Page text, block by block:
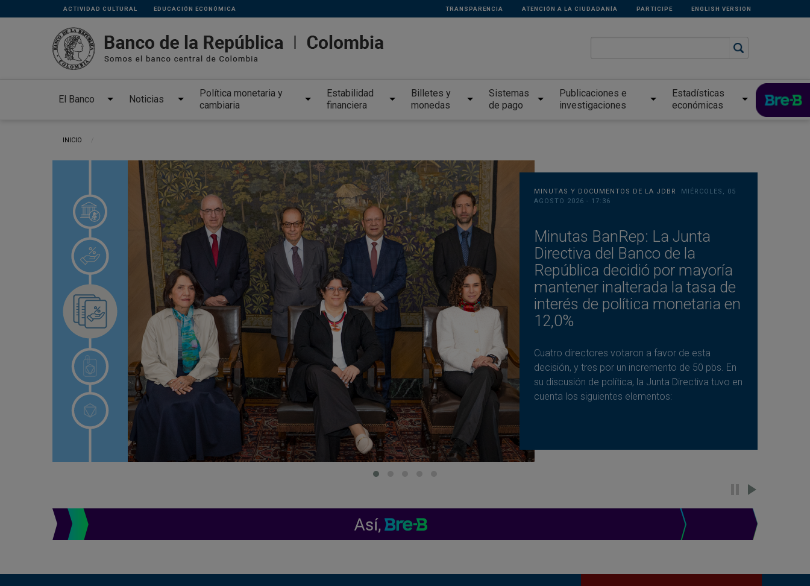
Pasar al contenido principal
Links
secundarios
ACTIVIDAD CULTURAL EDUCACIÓN ECONÓMICA TRANSPARENCIA ATENCIÓN A LA CIUDADANÍA PARTICIPE ENGLISH VERSION
El Banco Noticias
Política monetaria y
cambiaria
Estabilidad
financiera
Billetes y
monedas
Sistemas
de pago
Publicaciones e
investigaciones
Estadísticas
económicas
Ruta de navegación
INICIO
MINUTAS Y DOCUMENTOS DE LA JDBR
MIÉRCOLES, 05
AGOSTO 2026 - 17:36
Minutas BanRep: La Junta
Directiva del Banco de la
República decidió por mayoría
mantener inalterada la tasa de
interés de política monetaria en
12,0%
Cuatro directores votaron a favor de esta
decisión, y tres por un incremento de 50 pbs. En
su discusión de política, la Junta Directiva tuvo en
cuenta los siguientes elementos: